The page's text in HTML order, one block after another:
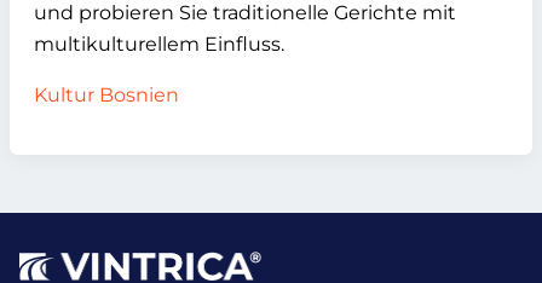
und probieren Sie traditionelle Gerichte mit
multikulturellem Einfluss.
Kultur Bosnien